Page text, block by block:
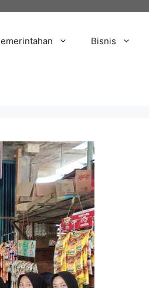
Bisnis